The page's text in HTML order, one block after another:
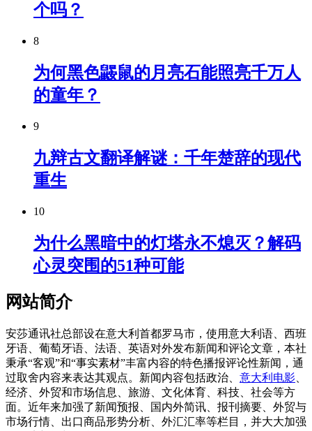
个吗？
8
为何黑色鼹鼠的月亮石能照亮千万人
的童年？
9
九辩古文翻译解谜：千年楚辞的现代
重生
10
为什么黑暗中的灯塔永不熄灭？解码
心灵突围的51种可能
网站简介
安莎通讯社总部设在意大利首都罗马市，使用意大利语、西班
牙语、葡萄牙语、法语、英语对外发布新闻和评论文章，本社
秉承“客观”和“事实素材”丰富内容的特色播报评论性新闻，通
过取舍内容来表达其观点。新闻内容包括政治、 意大利电影
经济、外贸和市场信息、旅游、文化体育、科技、社会等方
面。近年来加强了新闻预报、国内外简讯、报刊摘要、外贸与
市场行情、出口商品形势分析、外汇汇率等栏目，并大大加强